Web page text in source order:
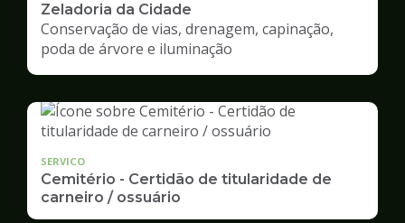
Zeladoria da Cidade
Conservação de vias, drenagem, capinação,
poda de árvore e iluminação
SERVICO
Cemitério - Certidão de titularidade de
carneiro / ossuário